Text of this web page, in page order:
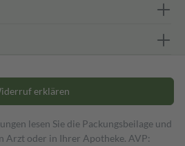
erklären
lesen Sie die Packungsbeilage und
Arzt oder in Ihrer Apotheke. AVP: